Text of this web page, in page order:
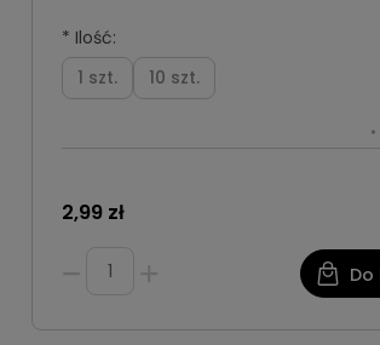
* Ilość:
1 szt.
10 szt.
*
2,99 zł
Do